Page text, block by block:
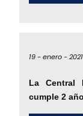
19 -enero -2021
La Central
cumple 2